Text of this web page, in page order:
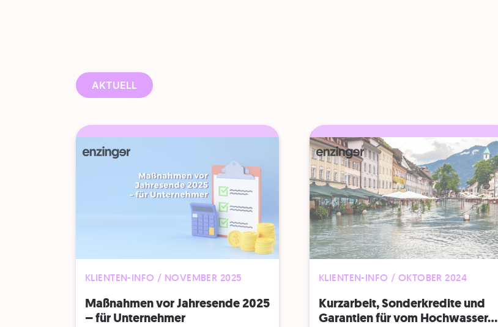
AKTUELL
KLIENTEN-INFO / NOVEMBER 2025
Maßnahmen vor Jahresende 2025
– für Unternehmer
KLIENTEN-INFO / OKTOBER 2024
Kurzarbeit, Sonderkredite und
Garantien für vom Hochwasser...